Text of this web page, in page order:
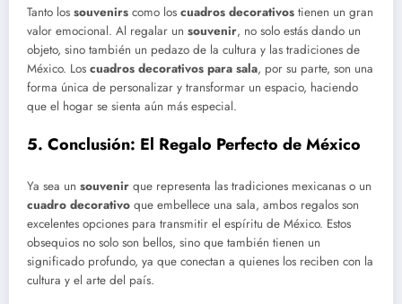
Tanto los souvenirs como los cuadros decorativos tienen un gran
valor emocional. Al regalar un souvenir, no solo estás dando un
objeto, sino también un pedazo de la cultura y las tradiciones de
México. Los cuadros decorativos para sala, por su parte, son una
forma única de personalizar y transformar un espacio, haciendo
que el hogar se sienta aún más especial.
5. Conclusión: El Regalo Perfecto de México
Ya sea un souvenir que representa las tradiciones mexicanas o un
cuadro decorativo que embellece una sala, ambos regalos son
excelentes opciones para transmitir el espíritu de México. Estos
obsequios no solo son bellos, sino que también tienen un
significado profundo, ya que conectan a quienes los reciben con la
cultura y el arte del país.